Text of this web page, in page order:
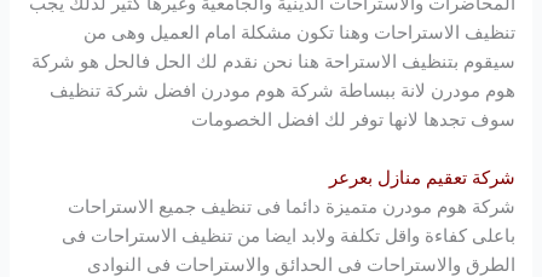
تنظيف الاستراحات وهنا تكون مشكلة امام العميل وهى من
سيقوم بتنظيف الاستراحة هنا نحن نقدم لك الحل فالحل هو شركة
هوم مودرنلانة ببساطة شركةهوم مودرنافضل شركة تنظيف
سوف تجدها لانها توفر لك افضل الخصومات
شركة تعقيم منازل بعرعر
شركةهوم مودرنمتميزة دائما فى تنظيف جميع الاستراحات
باعلى كفاءة واقل تكلفة ولابد ايضا من تنظيف الاستراحات فى
الطرق والاستراحات فى الحدائق والاستراحات فى النوادى